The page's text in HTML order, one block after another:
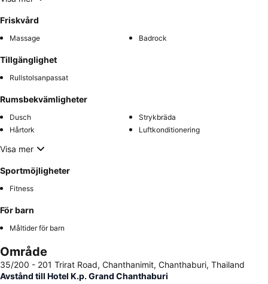
Friskvård
Massage Badrock
Tillgänglighet
Rullstolsanpassat
Rumsbekvämligheter
Dusch
Strykbräda
Hårtork
Luftkonditionering
Visa mer
Sportmöjligheter
Fitness
För barn
Måltider för barn
Område
35/200 - 201 Trirat Road, Chanthanimit, Chanthaburi, Thailand
Avstånd till Hotel K.p. Grand Chanthaburi